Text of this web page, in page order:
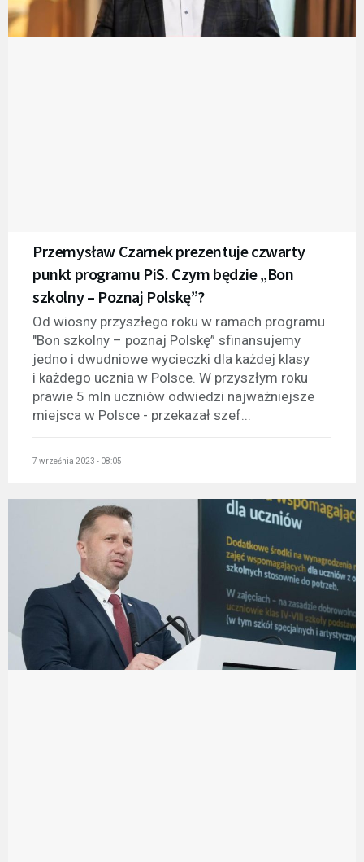
Przemysław Czarnek prezentuje czwarty
punkt programu PiS. Czym będzie „Bon
szkolny – Poznaj Polskę”?
Od wiosny przyszłego roku w ramach programu
"Bon szkolny – poznaj Polskę” sfinansujemy
jedno i dwudniowe wycieczki dla każdej klasy
i każdego ucznia w Polsce. W przyszłym roku
prawie 5 mln uczniów odwiedzi najważniejsze
miejsca w Polsce - przekazał szef...
7 września 2023 - 08:05